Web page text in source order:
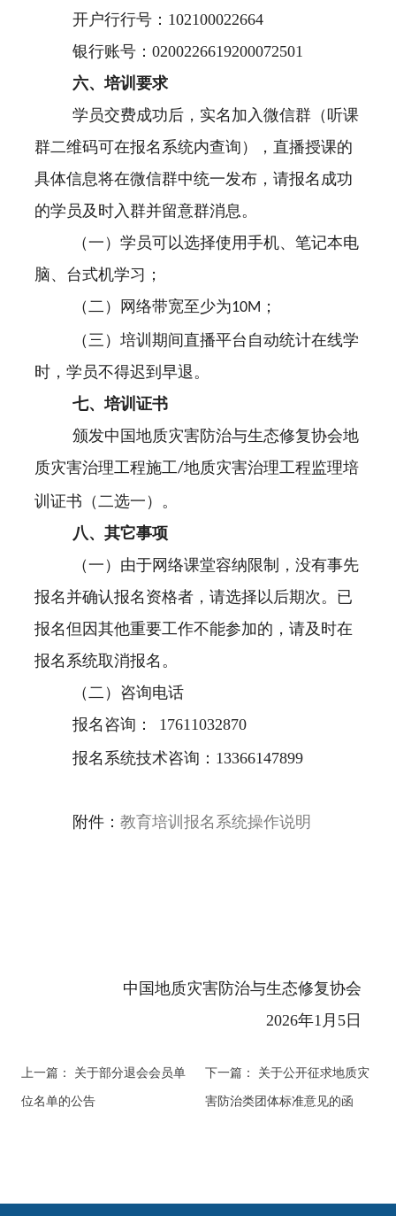
开户行行号：102100022664
银行账号：0200226619200072501
六、培训要求
学员交费成功后，实名加入微信群（听课
群二维码可在报名系统内查询），直播授课的
具体信息将在微信群中统一发布，请报名成功
的学员及时入群并留意群消息。
（一）学员可以选择使用手机、笔记本电
脑、台式机学习；
（二）网络带宽至少为10M ；
（三）培训期间直播平台自动统计在线学
时，学员不得迟到早退。
七、培训证书
颁发中国地质灾害防治与生态修复协会地
质灾害治理工程施工/地质灾害治理工程监理培
训证书（二选一）。
八、其它事项
（一）由于网络课堂容纳限制，没有事先
报名并确认报名资格者，请选择以后期次。已
报名但因其他重要工作不能参加的，请及时在
报名系统取消报名。
（二）咨询电话
报名咨询：
17611032870
报名系统技术咨询：13366147899
附件：教育培训报名 系统操作说明
中国地质灾害防治与生态修复协会
2026年1月5日
上一篇：
关于部分退会会员单
位名单的公告
下一篇：
关于公开征求地质灾
害防治类团体标准意见的函